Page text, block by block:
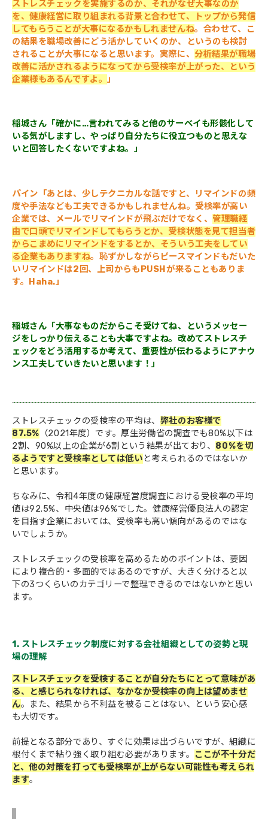
ストレスチェックを実施するのか、それがなぜ大事なのか
を、健康経営に取り組まれる背景と合わせて、トップから発信
してもらうことが大事になるかもしれませんね。合わせて、こ
の結果を職場改善にどう活かしていくのか、というのも検討
されることが大事になると思います。実際に、分析結果が職場
改善に活かされるようになってから受検率が上がった、という
企業様もあるんですよ。」
稲城さん「確かに…言われてみると他のサーベイも形骸化して
いる気がしますし、やっぱり自分たちに役立つものと思えな
いと回答したくないですよね。」
パイン「あとは、少しテクニカルな話ですと、リマインドの頻
度や手法なども工夫できるかもしれませんね。受検率が高い
企業では、メールでリマインドが飛ぶだけでなく、管理職経
由で口頭でリマインドしてもらうとか、受検状態を見て担当者
からこまめにリマインドをするとか、そういう工夫をしてい
る企業もありますね。恥ずかしながらピースマインドもだいた
いリマインドは2回、上司からもPUSHが来ることもありま
す。Haha.」
稲城さん「大事なものだからこそ受けてね、というメッセー
ジをしっかり伝えることも大事ですよね。改めてストレスチ
ェックをどう活用するか考えて、重要性が伝わるようにアナウ
ンス工夫していきたいと思います！」
ストレスチェックの受検率の平均は、 弊社のお客様で
87.5% （2021年度）です。厚生労働省の調査でも80%以下は
2割、90%以上の企業が6割という結果が出ており、 80%を切
るようですと受検率としては低い と考えられるのではないか
と思います。
ちなみに、令和4年度の健康経営度調査における受検率の平均
値は92.5%、中央値は96%でした。健康経営優良法人の認定
を目指す企業においては、受検率も高い傾向があるのではな
いでしょうか。
ストレスチェックの受検率を高めるためのポイントは、要因
により複合的・多面的ではあるのですが、大きく分けると以
下の3つくらいのカテゴリーで整理できるのではないかと思い
ます。
1. ストレスチェック制度に対する会社組織としての姿勢と現
場の理解
ストレスチェックを受検することが自分たちにとって意味があ
る、と感じられなければ、なかなか受検率の向上は望めませ
ん。また、結果から不利益を被ることはない、という安心感
も大切です。
前提となる部分であり、すぐに効果は出づらいですが、組織に
根付くまで粘り強く取り組む必要があります。
ここが不十分だ
と、他の対策を打っても受検率が上がらない可能性も考えられ
ます。